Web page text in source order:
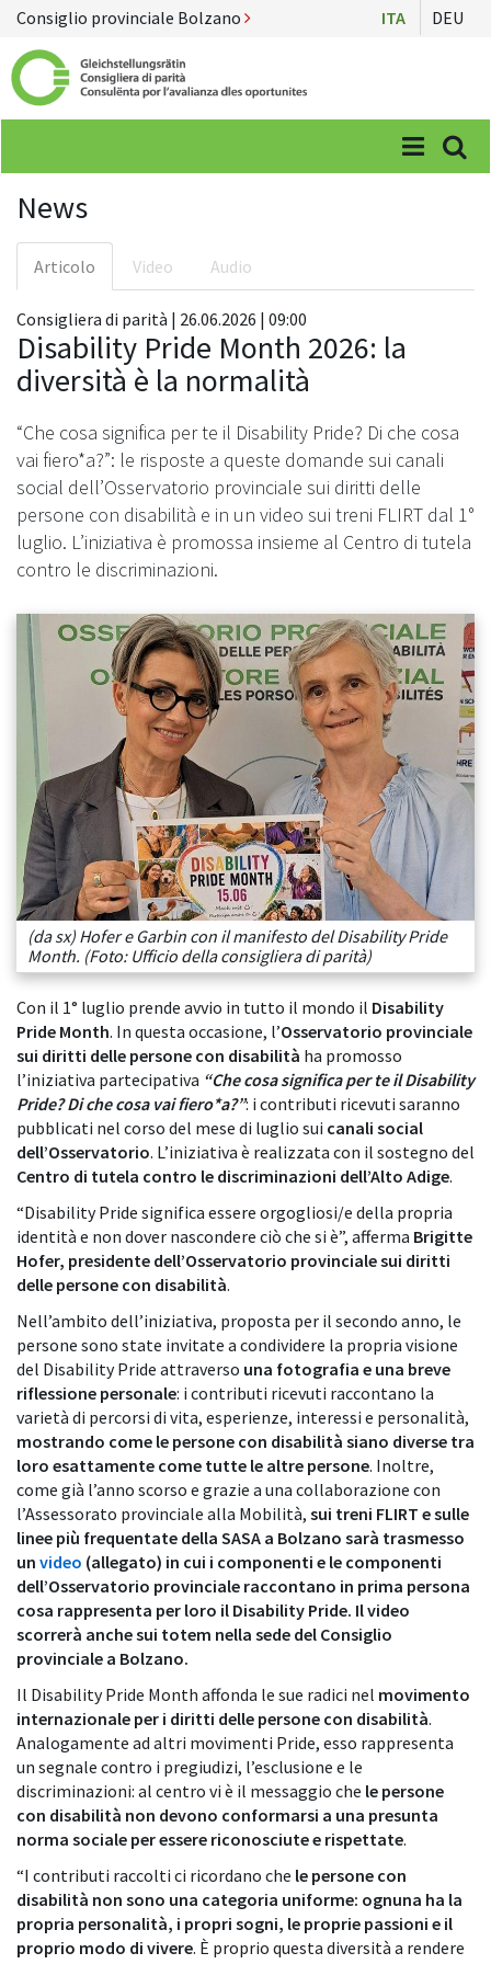
Consiglio provinciale Bolzano ITA DEU
Menü
News
Articolo Video Audio
Consigliera di parità | 26.06.2026 | 09:00
Disability Pride Month 2026: la
diversità è la normalità
“Che cosa significa per te il Disability Pride? Di che cosa
vai fiero*a?”: le risposte a queste domande sui canali
social dell’Osservatorio provinciale sui diritti delle
persone con disabilità e in un video sui treni FLIRT dal 1°
luglio. L’iniziativa è promossa insieme al Centro di tutela
contro le discriminazioni.
(da sx) Hofer e Garbin con il manifesto del Disability Pride
Month. (Foto: Ufficio della consigliera di parità)
Con il 1° luglio prende avvio in tutto il mondo il Disability
Pride Month. In questa occasione, l’Osservatorio provinciale
sui diritti delle persone con disabilità ha promosso
l’iniziativa partecipativa “Che cosa significa per te il Disability
Pride? Di che cosa vai fiero*a?”: i contributi ricevuti saranno
pubblicati nel corso del mese di luglio sui canali social
dell’Osservatorio. L’iniziativa è realizzata con il sostegno del
Centro di tutela contro le discriminazioni dell’Alto Adige.
“Disability Pride significa essere orgogliosi/e della propria
identità e non dover nascondere ciò che si è”, afferma Brigitte
Hofer, presidente dell’Osservatorio provinciale sui diritti
delle persone con disabilità.
Nell’ambito dell’iniziativa, proposta per il secondo anno, le
persone sono state invitate a condividere la propria visione
del Disability Pride attraverso una fotografia e una breve
riflessione personale: i contributi ricevuti raccontano la
varietà di percorsi di vita, esperienze, interessi e personalità,
mostrando come le persone con disabilità siano diverse tra
loro esattamente come tutte le altre persone. Inoltre,
come già l’anno scorso e grazie a una collaborazione con
l’Assessorato provinciale alla Mobilità, sui treni FLIRT e sulle
linee più frequentate della SASA a Bolzano sarà trasmesso
un video (allegato) in cui i componenti e le componenti
dell’Osservatorio provinciale raccontano in prima persona
cosa rappresenta per loro il Disability Pride. Il video
scorrerà anche sui totem nella sede del Consiglio
provinciale a Bolzano.
Il Disability Pride Month affonda le sue radici nel movimento
internazionale per i diritti delle persone con disabilità.
Analogamente ad altri movimenti Pride, esso rappresenta
un segnale contro i pregiudizi, l’esclusione e le
discriminazioni: al centro vi è il messaggio che le persone
con disabilità non devono conformarsi a una presunta
norma sociale per essere riconosciute e rispettate.
“I contributi raccolti ci ricordano che le persone con
disabilità non sono una categoria uniforme: ognuna ha la
propria personalità, i propri sogni, le proprie passioni e il
proprio modo di vivere. È proprio questa diversità a rendere